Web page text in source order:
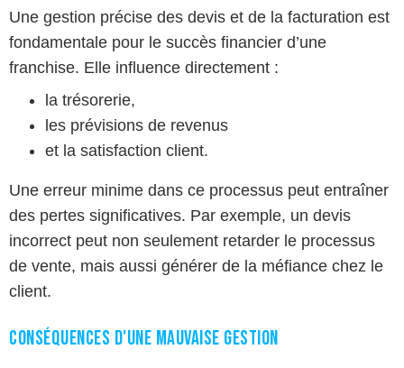
Une gestion précise des devis et de la facturation est
fondamentale pour le succès financier d’une
franchise. Elle influence directement :
la trésorerie,
les prévisions de revenus
et la satisfaction client.
Une erreur minime dans ce processus peut entraîner
des pertes significatives. Par exemple, un devis
incorrect peut non seulement retarder le processus
de vente, mais aussi générer de la méfiance chez le
client.
Conséquences d'une mauvaise gestion